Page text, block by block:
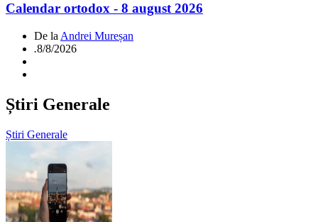
Calendar ortodox - 8 august 2026
De la Andrei Mureșan
.8/8/2026
Știri Generale
Știri Generale